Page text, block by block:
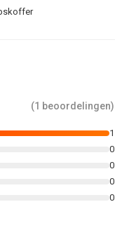
(1 beoordelingen)
1
0
0
0
0